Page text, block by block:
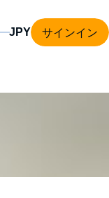
サインイン